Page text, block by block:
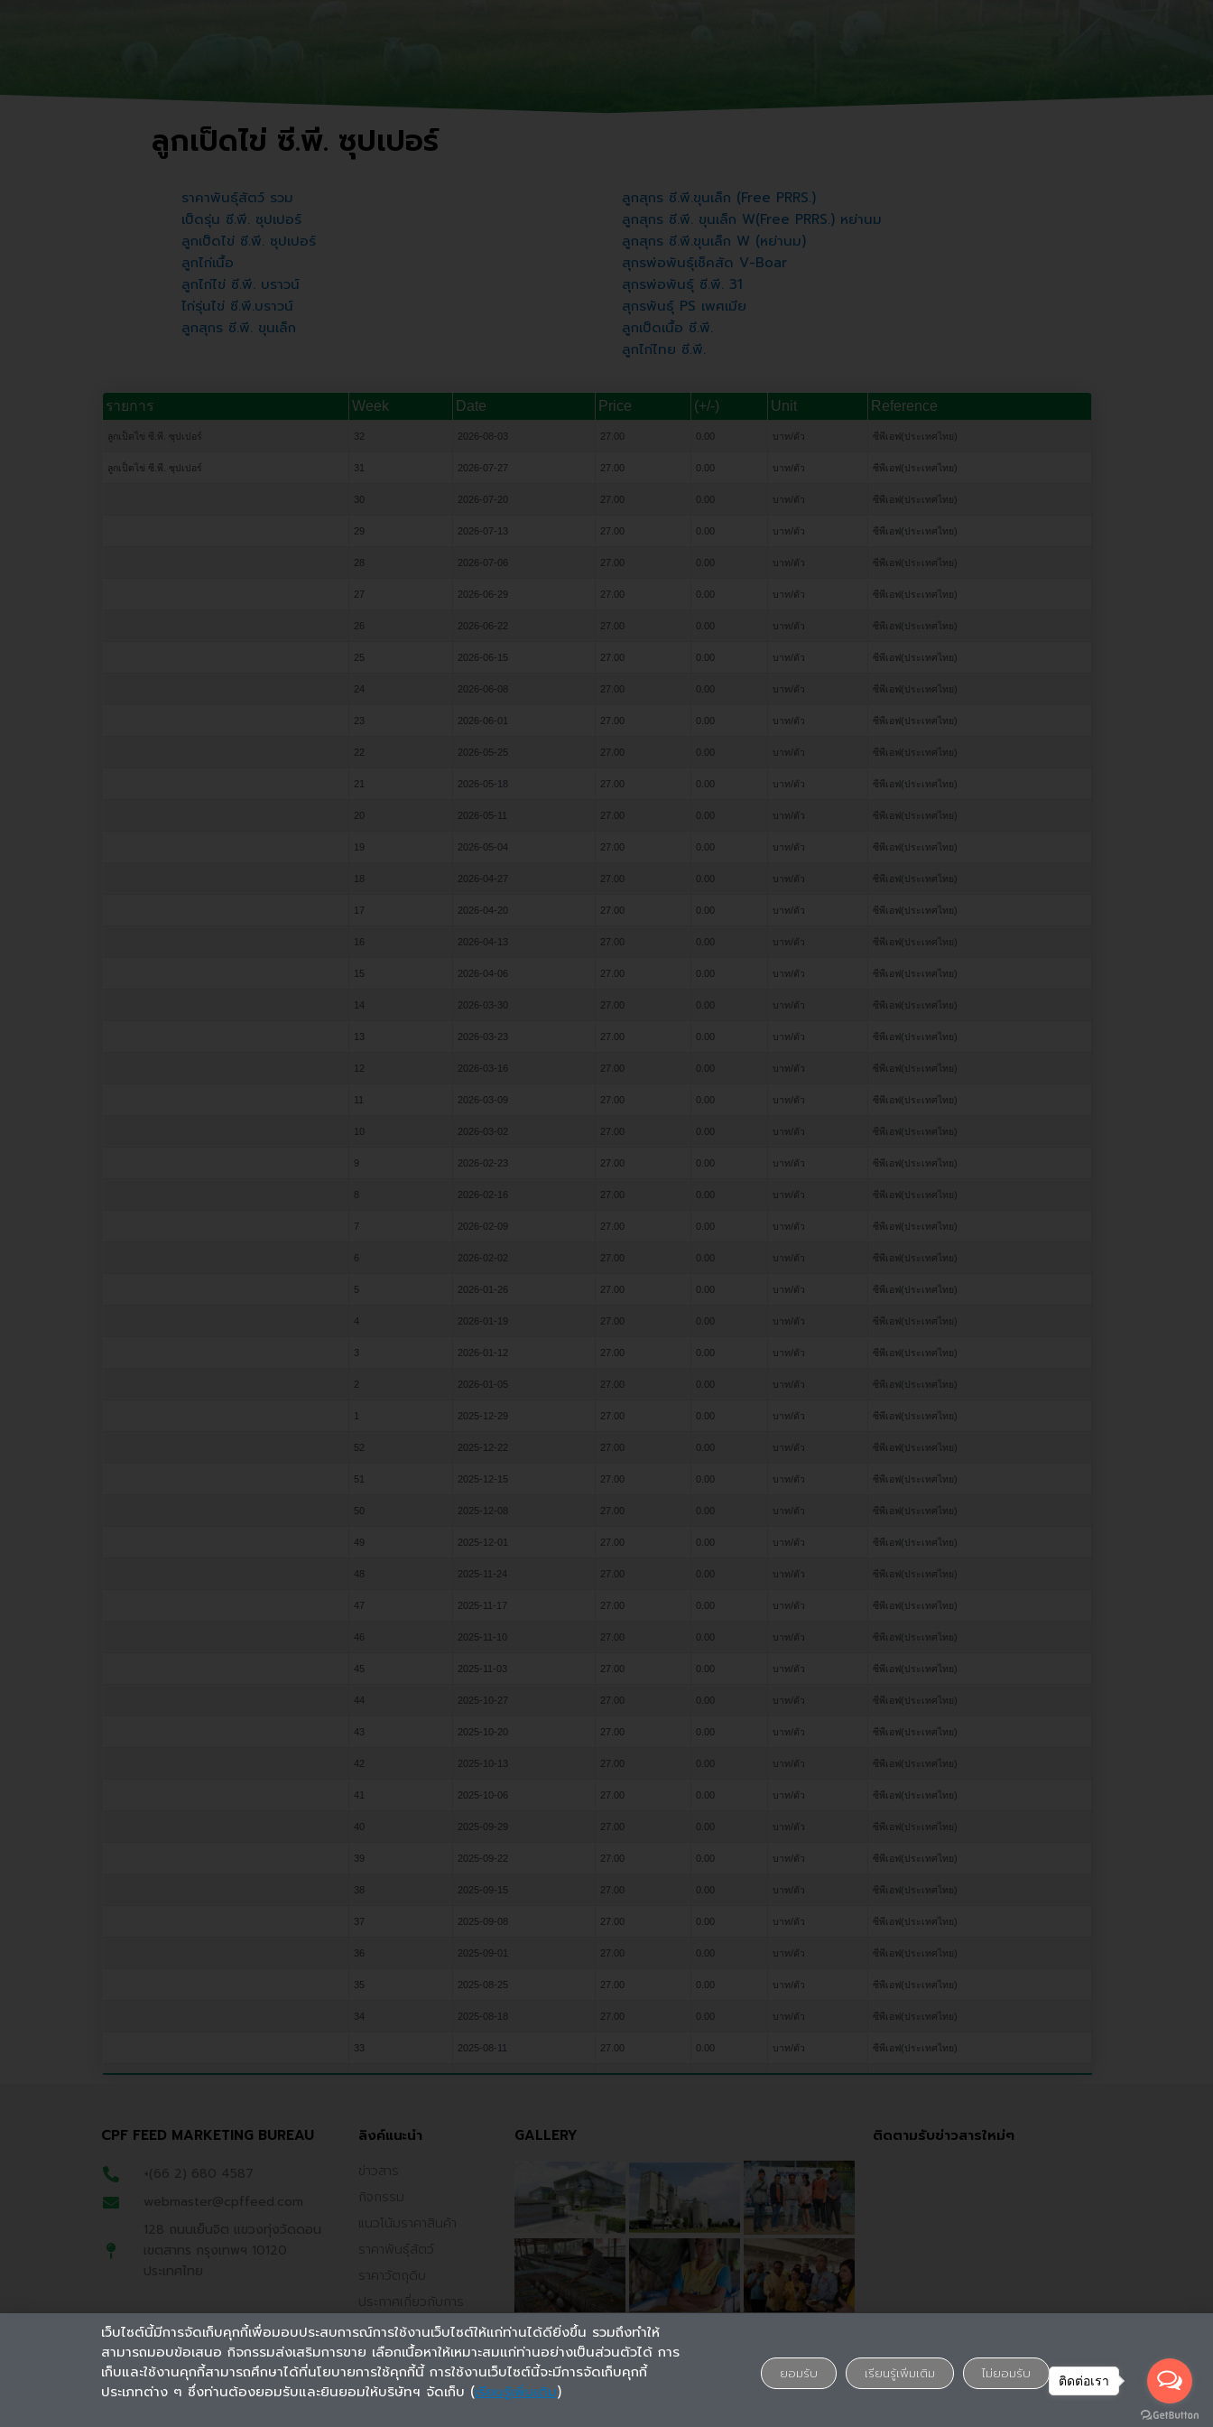
ลูกเป็ดไข่ ซี.พี. ซุปเปอร์
ราคาพันธุ์สัตว์ รวม
เป็ดรุ่น ซี.พี. ซุปเปอร์​
ลูกเป็ดไข่ ซี.พี. ซุปเปอร์
ลูกไก่เนื้อ
ลูกไก่ไข่ ซี.พี. บราวน์
ไก่รุ่นไข่ ซี.พี.บราวน์
ลูกสุกร ซี.พี. ขุนเล็ก
ลูกสุกร ซี.พี.ขุนเล็ก (Free PRRS.)
ลูกสุกร ซี.พี. ขุนเล็ก W(Free PRRS.) หย่านม
ลูกสุกร ซี.พี.ขุนเล็ก W (หย่านม)
สุกรพ่อพันธุ์เช็คสัด V-Boar
สุกรพ่อพันธุ์ ซี.พี. 31
สุกรพันธุ์ PS เพศเมีย
ลูกเป็ดเนื้อ ซี.พี.
ลูกไก่ไทย ซี.พี.
รายการ Week Date Price (+/-) Unit Reference
ลูกเป็ดไข่ ซี.พี. ซุปเปอร์ 32 2026-08-03 27.00 0.00 บาท/ตัว ซีพีเอฟ(ประเทศไทย)
ลูกเป็ดไข่ ซี.พี. ซุปเปอร์ 31 2026-07-27 27.00 0.00 บาท/ตัว ซีพีเอฟ(ประเทศไทย)
30 2026-07-20 27.00 0.00 บาท/ตัว ซีพีเอฟ(ประเทศไทย)
29 2026-07-13 27.00 0.00 บาท/ตัว ซีพีเอฟ(ประเทศไทย)
28 2026-07-06 27.00 0.00 บาท/ตัว ซีพีเอฟ(ประเทศไทย)
27 2026-06-29 27.00 0.00 บาท/ตัว ซีพีเอฟ(ประเทศไทย)
26 2026-06-22 27.00 0.00 บาท/ตัว ซีพีเอฟ(ประเทศไทย)
25 2026-06-15 27.00 0.00 บาท/ตัว ซีพีเอฟ(ประเทศไทย)
24 2026-06-08 27.00 0.00 บาท/ตัว ซีพีเอฟ(ประเทศไทย)
23 2026-06-01 27.00 0.00 บาท/ตัว ซีพีเอฟ(ประเทศไทย)
22 2026-05-25 27.00 0.00 บาท/ตัว ซีพีเอฟ(ประเทศไทย)
21 2026-05-18 27.00 0.00 บาท/ตัว ซีพีเอฟ(ประเทศไทย)
20 2026-05-11 27.00 0.00 บาท/ตัว ซีพีเอฟ(ประเทศไทย)
19 2026-05-04 27.00 0.00 บาท/ตัว ซีพีเอฟ(ประเทศไทย)
18 2026-04-27 27.00 0.00 บาท/ตัว ซีพีเอฟ(ประเทศไทย)
17 2026-04-20 27.00 0.00 บาท/ตัว ซีพีเอฟ(ประเทศไทย)
16 2026-04-13 27.00 0.00 บาท/ตัว ซีพีเอฟ(ประเทศไทย)
15 2026-04-06 27.00 0.00 บาท/ตัว ซีพีเอฟ(ประเทศไทย)
14 2026-03-30 27.00 0.00 บาท/ตัว ซีพีเอฟ(ประเทศไทย)
13 2026-03-23 27.00 0.00 บาท/ตัว ซีพีเอฟ(ประเทศไทย)
12 2026-03-16 27.00 0.00 บาท/ตัว ซีพีเอฟ(ประเทศไทย)
11 2026-03-09 27.00 0.00 บาท/ตัว ซีพีเอฟ(ประเทศไทย)
10 2026-03-02 27.00 0.00 บาท/ตัว ซีพีเอฟ(ประเทศไทย)
9 2026-02-23 27.00 0.00 บาท/ตัว ซีพีเอฟ(ประเทศไทย)
8 2026-02-16 27.00 0.00 บาท/ตัว ซีพีเอฟ(ประเทศไทย)
7 2026-02-09 27.00 0.00 บาท/ตัว ซีพีเอฟ(ประเทศไทย)
6 2026-02-02 27.00 0.00 บาท/ตัว ซีพีเอฟ(ประเทศไทย)
5 2026-01-26 27.00 0.00 บาท/ตัว ซีพีเอฟ(ประเทศไทย)
4 2026-01-19 27.00 0.00 บาท/ตัว ซีพีเอฟ(ประเทศไทย)
3 2026-01-12 27.00 0.00 บาท/ตัว ซีพีเอฟ(ประเทศไทย)
2 2026-01-05 27.00 0.00 บาท/ตัว ซีพีเอฟ(ประเทศไทย)
1 2025-12-29 27.00 0.00 บาท/ตัว ซีพีเอฟ(ประเทศไทย)
52 2025-12-22 27.00 0.00 บาท/ตัว ซีพีเอฟ(ประเทศไทย)
51 2025-12-15 27.00 0.00 บาท/ตัว ซีพีเอฟ(ประเทศไทย)
50 2025-12-08 27.00 0.00 บาท/ตัว ซีพีเอฟ(ประเทศไทย)
49 2025-12-01 27.00 0.00 บาท/ตัว ซีพีเอฟ(ประเทศไทย)
48 2025-11-24 27.00 0.00 บาท/ตัว ซีพีเอฟ(ประเทศไทย)
47 2025-11-17 27.00 0.00 บาท/ตัว ซีพีเอฟ(ประเทศไทย)
46 2025-11-10 27.00 0.00 บาท/ตัว ซีพีเอฟ(ประเทศไทย)
45 2025-11-03 27.00 0.00 บาท/ตัว ซีพีเอฟ(ประเทศไทย)
44 2025-10-27 27.00 0.00 บาท/ตัว ซีพีเอฟ(ประเทศไทย)
43 2025-10-20 27.00 0.00 บาท/ตัว ซีพีเอฟ(ประเทศไทย)
42 2025-10-13 27.00 0.00 บาท/ตัว ซีพีเอฟ(ประเทศไทย)
41 2025-10-06 27.00 0.00 บาท/ตัว ซีพีเอฟ(ประเทศไทย)
40 2025-09-29 27.00 0.00 บาท/ตัว ซีพีเอฟ(ประเทศไทย)
39 2025-09-22 27.00 0.00 บาท/ตัว ซีพีเอฟ(ประเทศไทย)
38 2025-09-15 27.00 0.00 บาท/ตัว ซีพีเอฟ(ประเทศไทย)
37 2025-09-08 27.00 0.00 บาท/ตัว ซีพีเอฟ(ประเทศไทย)
36 2025-09-01 27.00 0.00 บาท/ตัว ซีพีเอฟ(ประเทศไทย)
35 2025-08-25 27.00 0.00 บาท/ตัว ซีพีเอฟ(ประเทศไทย)
34 2025-08-18 27.00 0.00 บาท/ตัว ซีพีเอฟ(ประเทศไทย)
33 2025-08-11 27.00 0.00 บาท/ตัว ซีพีเอฟ(ประเทศไทย)
CPF FEED MARKETING BUREAU
+(66 2) 680 4587
webmaster@cpffeed.com
128 ถนนเย็นจิต แขวงทุ่งวัดดอน
เขตสาทร กรุงเทพฯ 10120
ประเทศไทย
ลิงค์แนะนำ
แนวโน้มราคาสินค้า
ราคาพันธ์ุสัตว์
ราคาวัตถุดิบ
ประกาศเกี่ยวกับการ
คุ้มครองข้อมูลส่วนบุคคล
Cookies Policy
GALLERY ติดตามรับข่าวสารใหม่ๆ
ติดต่อเรา
เว็บไซต์นี้มีการจัดเก็บคุกกี้เพื่อมอบประสบการณ์การใช้งานเว็บไซต์ให้แก่ท่านได้ดียิ่งขึ้น รวมถึงทำให้
สามารถมอบข้อเสนอ กิจกรรมส่งเสริมการขาย เลือกเนื้อหาให้เหมาะสมแก่ท่านอย่างเป็นส่วนตัวได้ การ
เก็บและใช้งานคุกกี้สามารถศึกษาได้ที่นโยบายการใช้คุกกี้นี้ การใช้งานเว็บไซต์นี้จะมีการจัดเก็บคุกกี้
ประเภทต่าง ๆ ซึ่งท่านต้องยอมรับและยินยอมให้บริษัทฯ จัดเก็บ (เรียนรู้เพิ่มเติม)
ยอมรับ เรียนรู้เพิ่มเติม ไม่ยอมรับ